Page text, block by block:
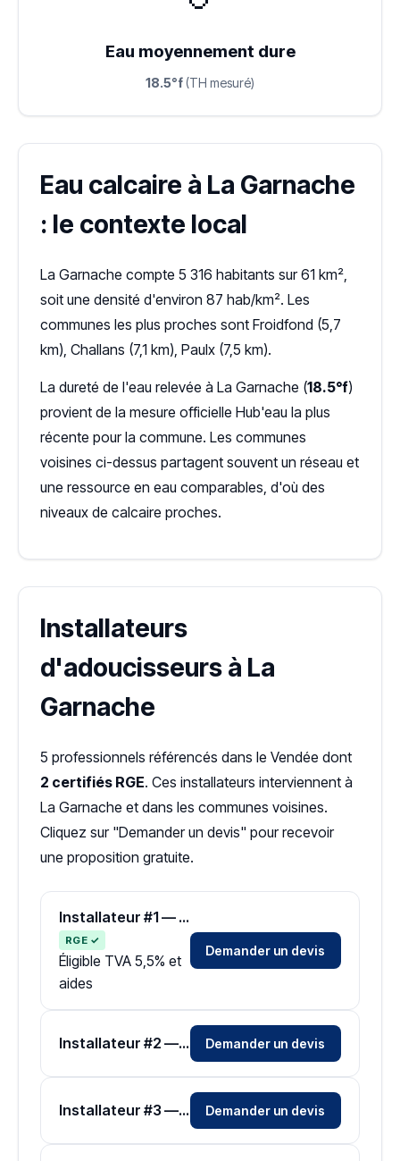
Eau moyennement dure
18.5°f (TH mesuré)
Eau calcaire à La Garnache
: le contexte local
La Garnache compte 5 316 habitants sur 61 km²,
soit une densité d'environ 87 hab/km². Les
communes les plus proches sont Froidfond (5,7
km), Challans (7,1 km), Paulx (7,5 km).
La dureté de l'eau relevée à La Garnache (18.5°f)
provient de la mesure officielle Hub'eau la plus
récente pour la commune. Les communes
voisines ci-dessus partagent souvent un réseau et
une ressource en eau comparables, d'où des
niveaux de calcaire proches.
Installateurs
d'adoucisseurs à La
Garnache
5 professionnels référencés dans le Vendée dont
2 certifiés RGE. Ces installateurs interviennent à
La Garnache et dans les communes voisines.
Cliquez sur "Demander un devis" pour recevoir
une proposition gratuite.
Installateur #1 — Zone Vendée
RGE ✓
Éligible TVA 5,5% et
aides
Demander un devis
Installateur #2 — Zone Vendée Demander un devis
Installateur #3 — Zone Vendée Demander un devis